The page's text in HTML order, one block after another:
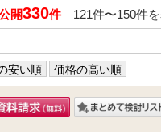
開330件121件〜150件を
安い順 価格の高い順